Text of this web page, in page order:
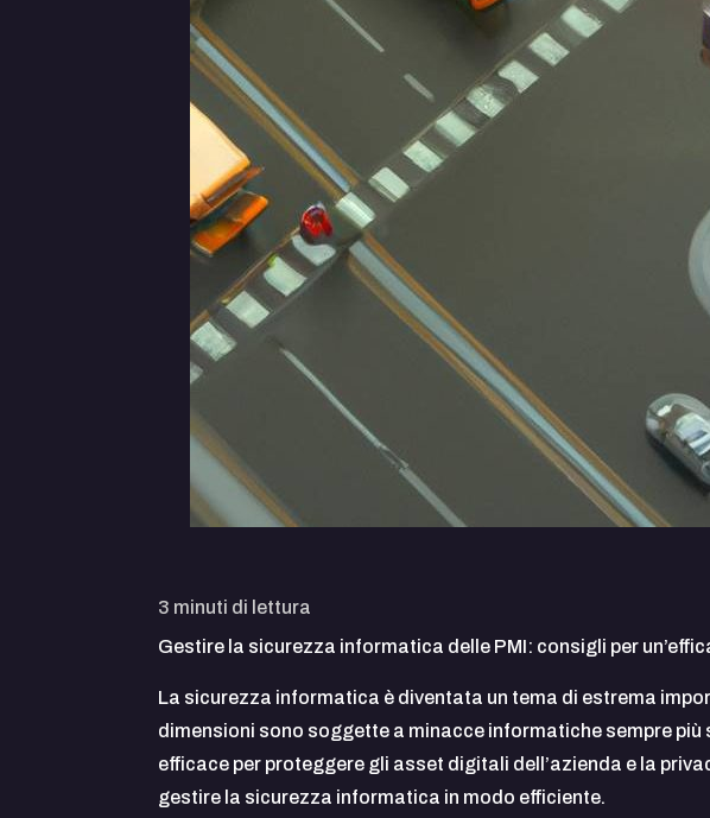
3 minuti di lettura
Gestire la sicurezza informatica delle PMI: consigli per
La sicurezza informatica è diventata un tema di estrema
dimensioni sono soggette a minacce informatiche sempre
efficace per proteggere gli asset digitali dell’azienda e la
gestire la sicurezza informatica in modo efficiente.